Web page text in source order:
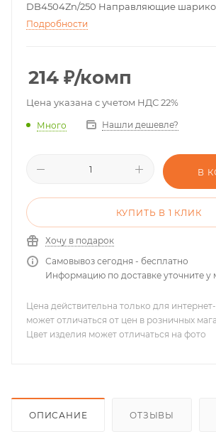
DB4504Zn/250 Направляющие
Подробности
214 ₽/комп
Цена указана с учетом НДС 22%
Много Нашли дешевле?
В
КУПИТЬ В 1 КЛИК
Хочу в подарок
Самовывоз сегодня - бесплатно
Информацию по доставке уточните у
Цена действительна только для
может отличаться от цен в розничных
Цвет изделия может отличаться на фото
ОПИСАНИЕ ОТЗЫВЫ